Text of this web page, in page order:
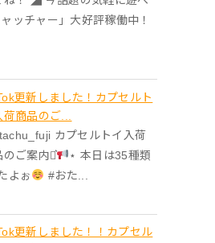
ッチャー」大好評稼働中！
更新しました！カプセルト
荷商品のご...
カプセルトイ入荷
のご案内⋆͛
⋆ 本日は35種類
よぉ
#おた...
更新しました！！カプセル